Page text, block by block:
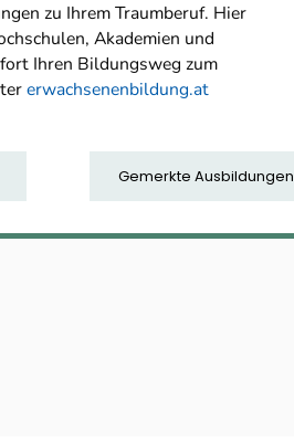
zu Ihrem Traumberuf. Hier
Akademien und
Ihren Bildungsweg zum
erwachsenenbildung.at
Gemerkte Ausbildungen